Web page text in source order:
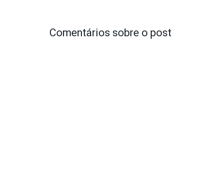
Comentários sobre o post